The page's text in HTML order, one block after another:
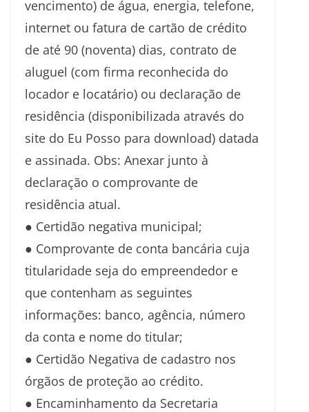
vencimento) de água, energia, telefone,
internet ou fatura de cartão de crédito
de até 90 (noventa) dias, contrato de
aluguel (com firma reconhecida do
locador e locatário) ou declaração de
residência (disponibilizada através do
site do Eu Posso para download) datada
e assinada. Obs: Anexar junto à
declaração o comprovante de
residência atual.
● Certidão negativa municipal;
● Comprovante de conta bancária cuja
titularidade seja do empreendedor e
que contenham as seguintes
informações: banco, agência, número
da conta e nome do titular;
● Certidão Negativa de cadastro nos
órgãos de proteção ao crédito.
● Encaminhamento da Secretaria